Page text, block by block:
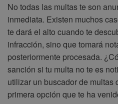
No todas las multas te son
inmediata. Existen muchos
te dará el alto cuando te
infracción, sino que tomará
posteriormente procesada.
sanción si tu multa no te es
utilizar un buscador de multas
primera opción que te ha